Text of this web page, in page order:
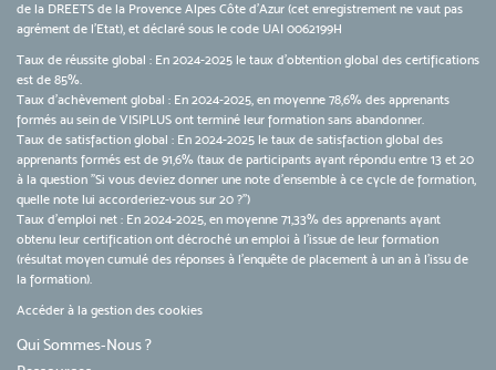
de la DREETS de la Provence Alpes Côte d’Azur (cet enregistrement ne vaut pas
agrément de l’Etat), et déclaré sous le code UAI 0062199H
Taux de réussite global : En 2024-2025 le taux d'obtention global des certifications
est de 85%.
Taux d’achèvement global : En 2024-2025, en moyenne 78,6% des apprenants
formés au sein de VISIPLUS ont terminé leur formation sans abandonner.
Taux de satisfaction global : En 2024-2025 le taux de satisfaction global des
apprenants formés est de 91,6% (taux de participants ayant répondu entre 13 et 20
à la question "Si vous deviez donner une note d’ensemble à ce cycle de formation,
quelle note lui accorderiez-vous sur 20 ?")
Taux d’emploi net : En 2024-2025, en moyenne 71,33% des apprenants ayant
obtenu leur certification ont décroché un emploi à l'issue de leur formation
(résultat moyen cumulé des réponses à l'enquête de placement à un an à l'issu de
la formation).
Accéder à la gestion des cookies
Qui Sommes-Nous ?